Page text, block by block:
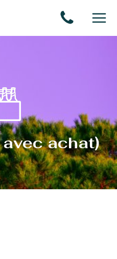
achat)